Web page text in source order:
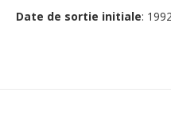
Date de sortie initiale: